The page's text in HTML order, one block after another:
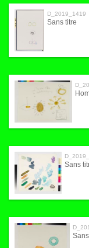
D_2019_1419
Sans titre
Sans